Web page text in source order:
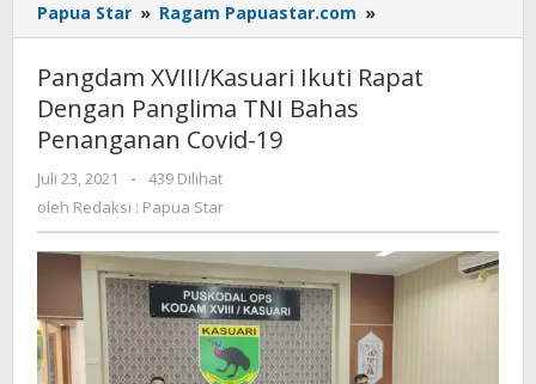
Papua Star » Ragam Papuastar.com »
XVIII/Kasuari
Rapat
Covid-
19
Pangdam XVIII/Kasuari Ikuti Rapat
Dengan Panglima TNI Bahas
Penanganan Covid-19
Juli 23, 2021
oleh
Redaksi
Star
-
439 Dilihat
oleh Redaksi : Papua Star